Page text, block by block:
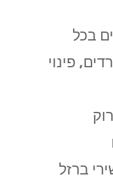
בכל
פינוי
ברזל